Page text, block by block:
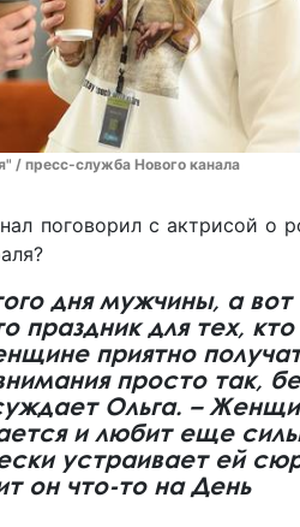
/ пресс-служба Нового канала
поговорил с актрисой о
дня мужчины, а вот
праздник для тех,
приятно
просто так,
Ольга. –
и любит еще
устраивает ей
он что-то на День